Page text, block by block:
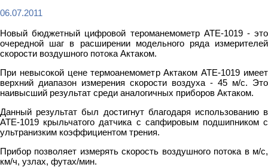
06.07.2011
Новый бюджетный цифровой тероманемометр АТЕ-1019 - это
очередной шаг в расширении модельного ряда измерителей
скорости воздушного потока Актаком.
При невысокой цене термоанемометр Актаком АТЕ-1019 имеет
верхний диапазон измерения скорости воздуха - 45 м/с. Это
наивысший результат среди аналогичных приборов Актаком.
Данный результат был достигнут благодаря использованию в
АТЕ-1019 крыльчатого датчика с сапфировым подшипником с
ультранизким коэффициентом трения.
Прибор позволяет измерять скорость воздушного потока в м/с,
км/ч, узлах, футах/мин.